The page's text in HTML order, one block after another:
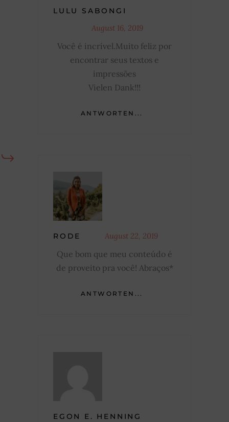
LULU SABONGI
August 16, 2019
Você é incrível.Muito feliz por
encontrar seus textos e
impressões
Vielen Dank!!!
ANTWORTEN...
RODE August 22, 2019
Que bom que meu conteúdo é
de proveito pra você! Abraços*
ANTWORTEN...
EGON E. HENNING